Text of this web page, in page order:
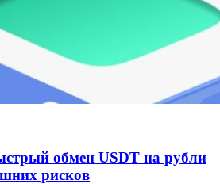
обмен USDT на рубли
рисков